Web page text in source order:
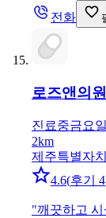
전화
로즈앤의원
진료중금요
2km
제주특별자
4.6(후기 4
"깨끗하고